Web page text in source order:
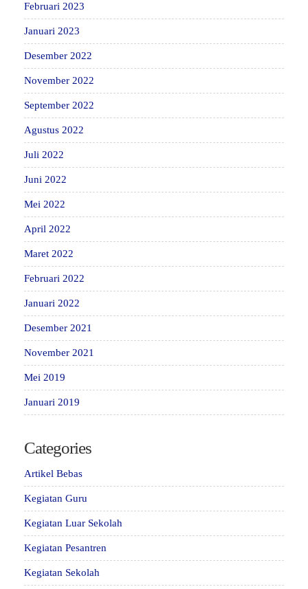
Februari 2023
Januari 2023
Desember 2022
November 2022
September 2022
Agustus 2022
Juli 2022
Juni 2022
Mei 2022
April 2022
Maret 2022
Februari 2022
Januari 2022
Desember 2021
November 2021
Mei 2019
Januari 2019
Categories
Artikel Bebas
Kegiatan Guru
Kegiatan Luar Sekolah
Kegiatan Pesantren
Kegiatan Sekolah